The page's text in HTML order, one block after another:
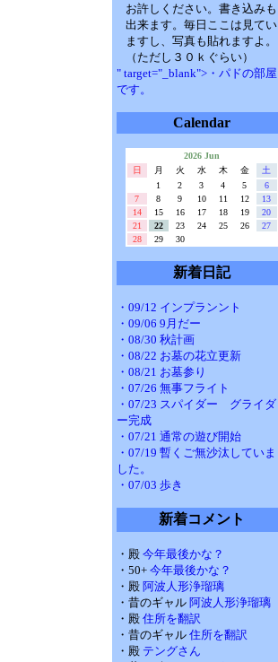
お許しください。書き込みも
出来ます。毎日ここは見てい
ますし、写真も貼れますよ。
（ただし３０ｋぐらい）
" target="_blank">・パドの部屋
です。
Calendar
2026 Jun
日
月 火 水 木 金
土
1
2 3 4 5
6
7
8 9 10 11 12
13
14
15 16 17 18 19
20
21
22 23 24 25 26
27
28
29 30
新着日記
・09/12 インプランント
・09/06 9月だー
・08/30 秋計画
・08/22 お墓の花立更新
・08/21 お墓参り
・07/26 無事フライト
・07/23 スパイダー グライダ
ー完成
・07/21 通常の遊び開始
・07/19 暫くご無沙汰していま
した。
・07/03 歩き
新着コメント
・殿 今年最後かな？
・50+ 今年最後かな？
・殿 阿波人形浄瑠璃
・昔のギャル 阿波人形浄瑠璃
・殿 住所を翻訳
・昔のギャル 住所を翻訳
・殿 テングさん